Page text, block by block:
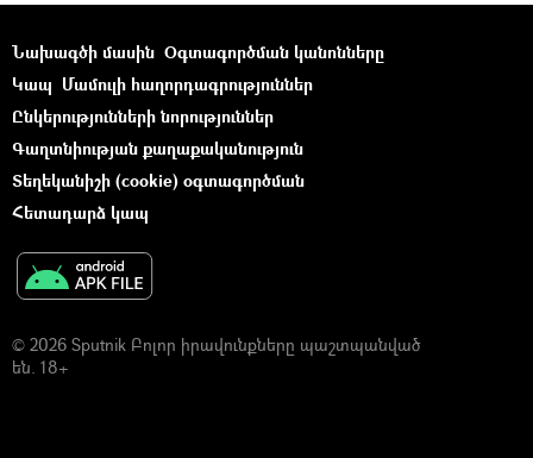
Նախագծի մասին Օգտագործման կանոնները
Կապ Մամուլի հաղորդագրություններ
Ընկերությունների նորություններ
Գաղտնիության քաղաքականություն
Տեղեկանիշի (cookie) օգտագործման
Հետադարձ կապ
© 2026 Sputnik Բոլոր իրավունքները պաշտպանված
են. 18+